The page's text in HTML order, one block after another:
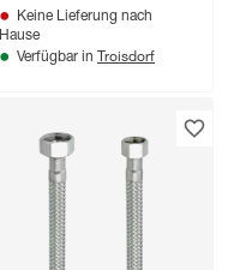
Keine Lieferung nach
Hause
Verfügbar in Troisdorf